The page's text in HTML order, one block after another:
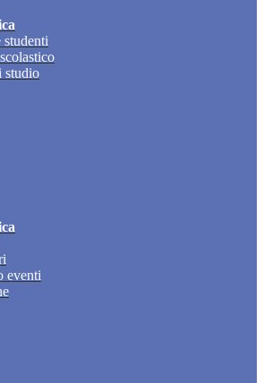
studenti
studio
eventi